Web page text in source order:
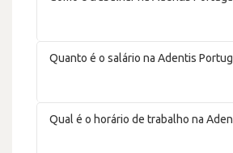
Quanto é o salário na Adentis
Qual é o horário de trabalho na